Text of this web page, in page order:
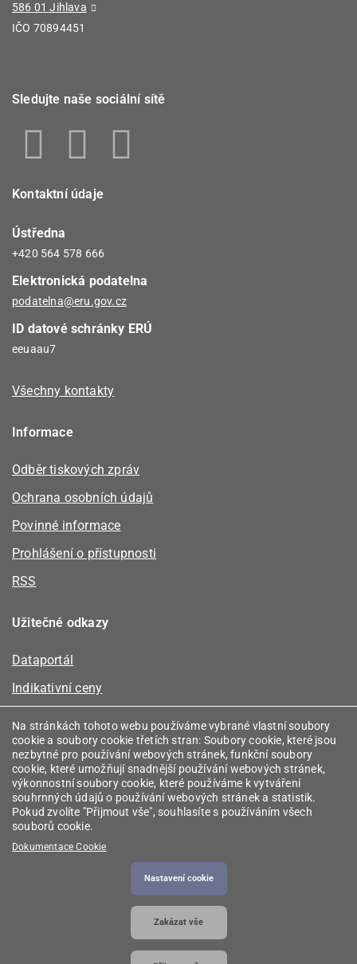
586 01 Jihlava
IČO 70894451
Sledujte naše sociální sítě
Kontaktní údaje
Ústředna
+420 564 578 666
Elektronická podatelna
podatelna@eru.gov.cz
ID datové schránky ERÚ
eeuaau7
Všechny kontakty
Informace
Odběr tiskových zpráv
Ochrana osobních údajů
Povinné informace
Prohlášení o přístupnosti
RSS
Užitečné odkazy
Dataportál
Indikativní ceny
Registr energetických společenství
Registr zprostředkovatelů
Srovnávače
Vyhledávač licencí
2026 © Energetický regulační úřad
poskytovány v souladu se zákonem č. 106/1999
Sb., o svobodném přístupu k informacím.
Na stránkách tohoto webu používáme vybrané vlastní soubory
cookie a soubory cookie třetích stran: Soubory cookie, které jsou
nezbytné pro používání webových stránek, funkční soubory
cookie, které umožňují snadnější používání webových stránek,
výkonnostní soubory cookie, které používáme k vytváření
souhrnných údajů o používání webových stránek a statistik.
Pokud zvolíte "Přijmout vše", souhlasíte s používáním všech
souborů cookie.
Dokumentace Cookie
Nastavení cookie
Zakázat vše